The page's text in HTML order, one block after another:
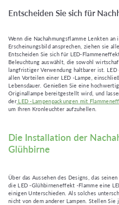
Entscheiden Sie sich für
Wenn die Nachahmungsflamme Lenkten an
Erscheinungsbild ansprechen, ziehen sie
Entscheiden Sie sich für LED-
Beleuchtung auswählt, die sowohl
langfristiger Verwendung haltbarer ist.
allen Vorteilen einer LED -Lampe,
Lebensdauer. Genießen Sie eine
Originallampe bereitgestellt wird, und
derLED -Lampenpackungen mit
um Ihren Kronleuchter aufzuhellen.
Die Installation der
Glühbirne
Über das Aussehen des Designs, das
die LED -Glühbirneneffekt -Flamme eine
einigen Unterschieden. Als solches
nicht von dem anderer Lampen. Stellen Sie